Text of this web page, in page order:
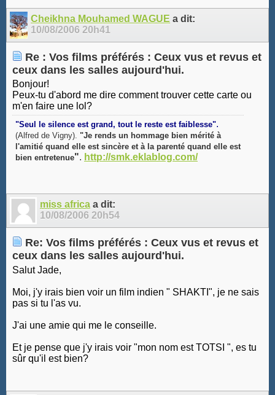
Cheikhna Mouhamed WAGUE a dit:
10/08/200620h41
Re : Vos films préférés : Ceux vus et revus et
ceux dans les salles aujourd'hui.
Bonjour!
Peux-tu d'abord me dire comment trouver cette carte ou
m'en faire une lol?
"Seul le silence est grand, tout le reste est faiblesse".
(Alfred de Vigny). "Je rends un hommage bien mérité à
l'amitié quand elle est sincère et à la parenté quand elle est
bien entretenue". http://smk.eklablog.com/
miss africa a dit:
10/08/2006 20h54
Re: Vos films préférés : Ceux vus et revus et
ceux dans les salles aujourd'hui.
Salut Jade,
Moi, j'y irais bien voir un film indien " SHAKTI", je ne sais
pas si tu l'as vu.
J'ai une amie qui me le conseille.
Et je pense que j'y irais voir "mon nom est TOTSI ", es tu
sûr qu'il est bien?